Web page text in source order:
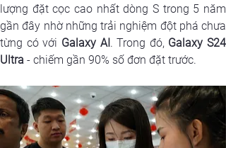
lượng đặt cọc cao nhất dòng S trong 5 năm
gần đây nhờ những trải nghiệm đột phá chưa
từng có với Galaxy AI . Trong đó, Galaxy S24
Ultra - chiếm gần 90% số đơn đặt trước.